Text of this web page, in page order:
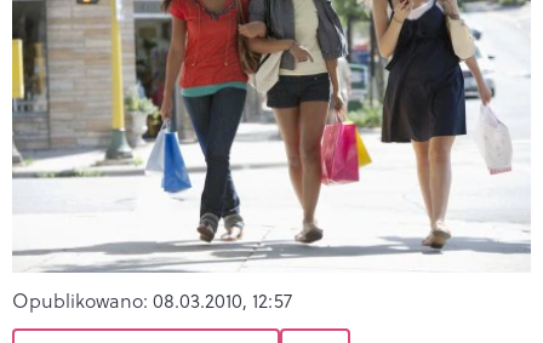
Opublikowano: 08.03.2010, 12:57